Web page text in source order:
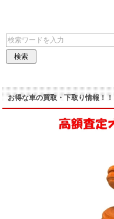
お得な車の買取・下取り情報！！